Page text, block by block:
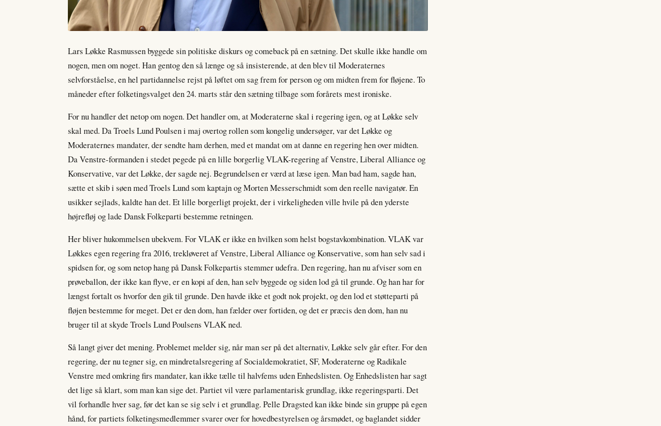
Lars Løkke Rasmussen byggede sin politiske diskurs og comeback på en sætning. Det skulle ikke handle om
nogen, men om noget. Han gentog den så længe og så insisterende, at den blev til Moderaternes
selvforståelse, en hel partidannelse rejst på løftet om sag frem for person og om midten frem for fløjene. To
måneder efter folketingsvalget den 24. marts står den sætning tilbage som forårets mest ironiske.
For nu handler det netop om nogen. Det handler om, at Moderaterne skal i regering igen, og at Løkke selv
skal med. Da Troels Lund Poulsen i maj overtog rollen som kongelig undersøger, var det Løkke og
Moderaternes mandater, der sendte ham derhen, med et mandat om at danne en regering hen over midten.
Da Venstre-formanden i stedet pegede på en lille borgerlig VLAK-regering af Venstre, Liberal Alliance og
Konservative, var det Løkke, der sagde nej. Begrundelsen er værd at læse igen. Man bad ham, sagde han,
sætte et skib i søen med Troels Lund som kaptajn og Morten Messerschmidt som den reelle navigatør. En
usikker sejlads, kaldte han det. Et lille borgerligt projekt, der i virkeligheden ville hvile på den yderste
højrefløj og lade Dansk Folkeparti bestemme retningen.
Her bliver hukommelsen ubekvem. For VLAK er ikke en hvilken som helst bogstavkombination. VLAK var
Løkkes egen regering fra 2016, trekløveret af Venstre, Liberal Alliance og Konservative, som han selv sad i
spidsen for, og som netop hang på Dansk Folkepartis stemmer udefra. Den regering, han nu afviser som en
prøveballon, der ikke kan flyve, er en kopi af den, han selv byggede og siden lod gå til grunde. Og han har for
længst fortalt os hvorfor den gik til grunde. Den havde ikke et godt nok projekt, og den lod et støtteparti på
fløjen bestemme for meget. Det er den dom, han fælder over fortiden, og det er præcis den dom, han nu
bruger til at skyde Troels Lund Poulsens VLAK ned.
Så langt giver det mening. Problemet melder sig, når man ser på det alternativ, Løkke selv går efter. For den
regering, der nu tegner sig, en mindretalsregering af Socialdemokratiet, SF, Moderaterne og Radikale
Venstre med omkring firs mandater, kan ikke tælle til halvfems uden Enhedslisten. Og Enhedslisten har sagt
det lige så klart, som man kan sige det. Partiet vil være parlamentarisk grundlag, ikke regeringsparti. Det
vil forhandle hver sag, før det kan se sig selv i et grundlag. Pelle Dragsted kan ikke binde sin gruppe på egen
hånd, for partiets folketingsmedlemmer svarer over for hovedbestyrelsen og årsmødet, og baglandet sidder